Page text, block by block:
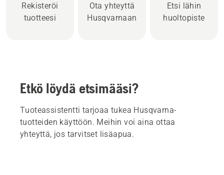
Rekisteröi
tuotteesi
Ota yhteyttä
Husqvarnaan
Etsi lähin
huoltopiste
Etkö löydä etsimääsi?
Tuoteassistentti tarjoaa tukea Husqvarna-
tuotteiden käyttöön. Meihin voi aina ottaa
yhteyttä, jos tarvitset lisäapua.